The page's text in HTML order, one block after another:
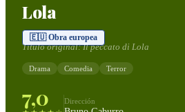
Lola
🇪🇺 Obra europea
Título original:Il peccato di Lola
Drama Comedia Terror
7,0 Dirección